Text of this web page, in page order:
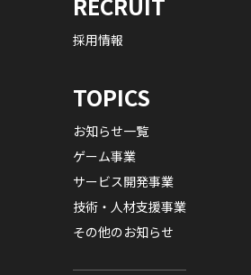
採用情報
TOPICS
お知らせ一覧
ゲーム事業
サービス開発事業
技術・人材支援事業
その他のお知らせ